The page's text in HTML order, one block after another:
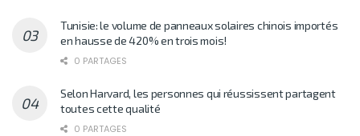
Tunisie: le volume de panneaux solaires chinois importés
en hausse de 420% en trois mois!
0 PARTAGES
Selon Harvard, les personnes qui réussissent partagent
toutes cette qualité
0 PARTAGES